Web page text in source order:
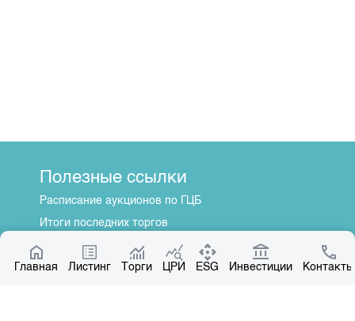
Главная Листинг Торги ЦРИ ESG Инвестиции Контакты
Полезные ссылки
Расписание аукционов по ГЦБ
Итоги последних торгов
Котировки по ЦБ
Центр раскрытия информации